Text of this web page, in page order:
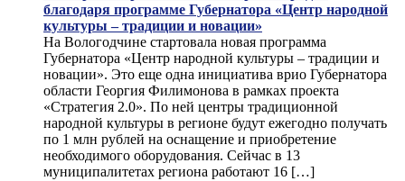
благодаря программе Губернатора «Центр народной
культуры – традиции и новации»
На Вологодчине стартовала новая программа
Губернатора «Центр народной культуры – традиции и
новации». Это еще одна инициатива врио Губернатора
области Георгия Филимонова в рамках проекта
«Стратегия 2.0». По ней центры традиционной
народной культуры в регионе будут ежегодно получать
по 1 млн рублей на оснащение и приобретение
необходимого оборудования. Сейчас в 13
муниципалитетах региона работают 16 […]